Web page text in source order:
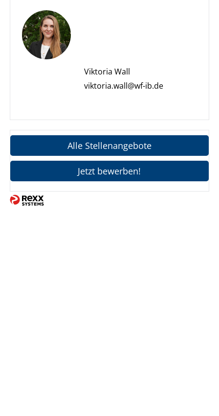
Viktoria Wall
viktoria.wall@wf-ib.de
Alle Stellenangebote
Jetzt bewerben!